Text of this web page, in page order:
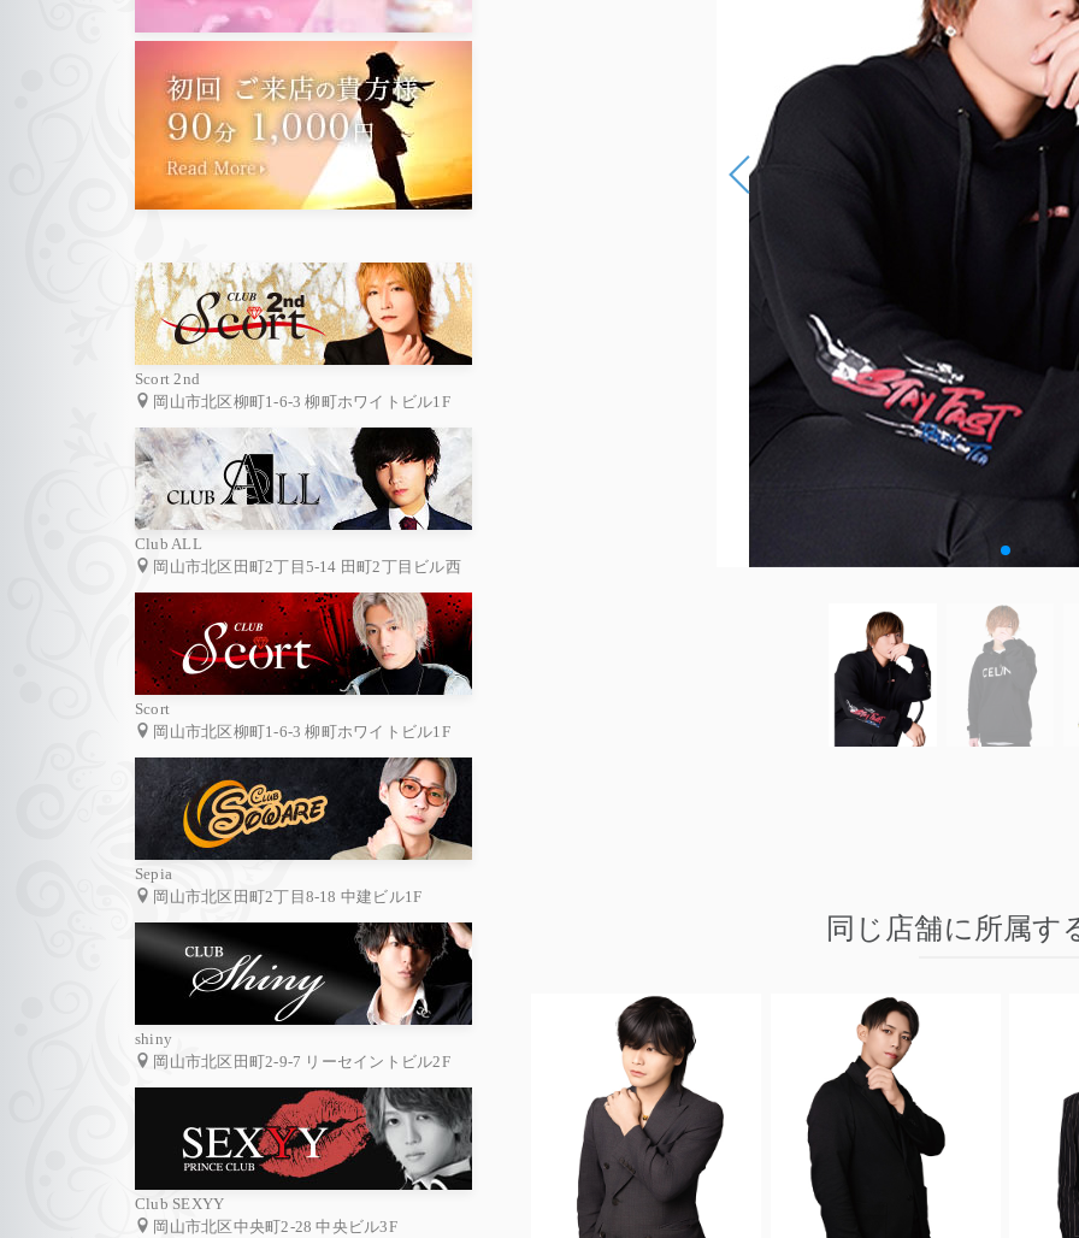
同じ店舗に所属す
Scort 2nd
岡山市北区柳町1-6-3 柳町ホワイトビル1F
Club ALL
岡山市北区田町2丁目5-14 田町2丁目ビル西
Scort
岡山市北区柳町1-6-3 柳町ホワイトビル1F
Sepia
岡山市北区田町2丁目8-18 中建ビル1F
shiny
岡山市北区田町2-9-7 リーセイントビル2F
Club SEXYY
岡山市北区中央町2-28 中央ビル3F